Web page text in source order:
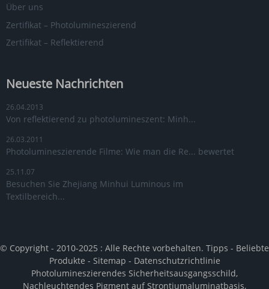
Über uns
Zertifikat – Photolumineszierend
Zertifikat – Reflektierend
Neueste Nachrichten
26.04.2013
Von reflektierend zu photolumineszent: Minh...
26.03.2011
Photolumineszierende Filme: Wie man die Re... bewertet
25.11.07
Besuchen Sie Zhejiang Minhui Luminous im
Textilbereich...
© Copyright - 2010-2025 : Alle Rechte vorbehalten. Tipps - Beliebte
Produkte - Sitemap - Datenschutzrichtlinie
Photolumineszierendes Sicherheitsausgangsschild,
Nachleuchtendes Pigment auf Strontiumaluminatbasis,